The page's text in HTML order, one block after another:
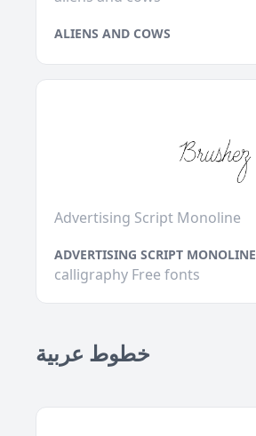
ALIENS AND COWS
Advertising Script Monoline
ADVERTISING SCRIPT MONOLINE
calligraphy Free fonts
خطوط عربية